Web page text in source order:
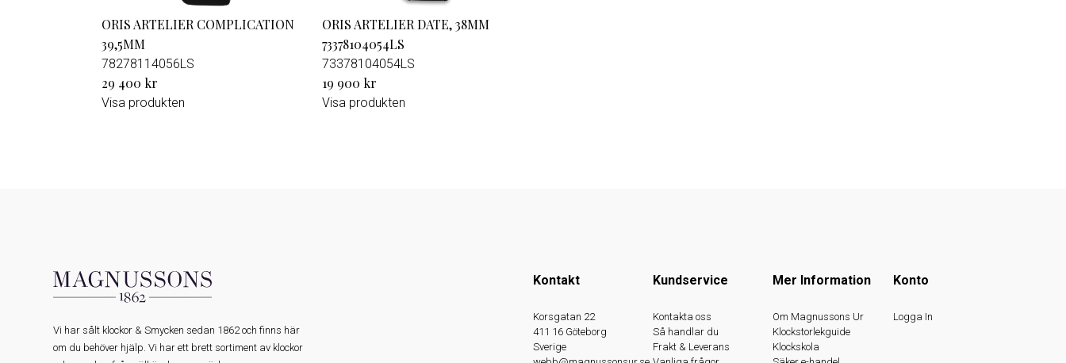
ORIS ARTELIER COMPLICATION
39,5MM
78278114056LS
29 400 kr
Visa produkten
ORIS ARTELIER DATE, 38MM
73378104054LS
73378104054LS
19 900 kr
Visa produkten
Vi har sålt klockor & Smycken sedan 1862 och finns här
om du behöver hjälp. Vi har ett brett sortiment av klockor
Kontakt
Korsgatan 22
411 16 Göteborg
Sverige
Kundservice
Kontakta oss
Så handlar du
Frakt & Leverans
Mer Information
Om Magnussons Ur
Klockstorlekguide
Klockskola
Konto
Logga In